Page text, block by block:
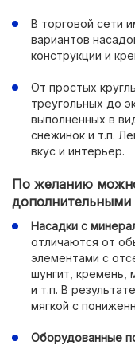
В торговой сети
вариантов
конструкции и
От простых
треугольных до
выполненных в
снежинок и т.п.
вкус и интерьер.
По желанию
дополнительными
Насадки с
отличаются от
элементами с
шунгит, кремень,
и т.п. В
мягкой с
Оборудованные